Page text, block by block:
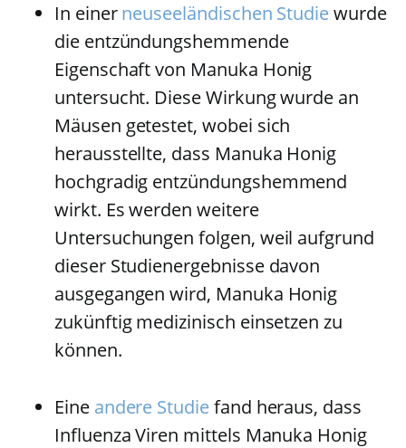
In einerneuseeländischen Studiewurde
die entzündungshemmende
Eigenschaft von Manuka Honig
untersucht. Diese Wirkung wurde an
Mäusen getestet, wobei sich
herausstellte, dass Manuka Honig
hochgradig entzündungshemmend
wirkt. Es werden weitere
Untersuchungen folgen, weil aufgrund
dieser Studienergebnisse davon
ausgegangen wird, Manuka Honig
zukünftig medizinisch einsetzen zu
können.
Eine andere Studiefand heraus, dass
Influenza Viren mittels Manuka Honig